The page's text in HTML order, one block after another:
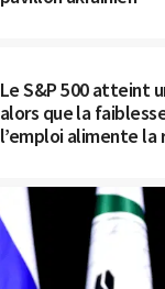
Le S&P 500 atteint
alors que la
l’emploi alimente la